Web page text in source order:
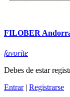
FILOBER Andorra
favorite
Debes de estar
Entrar| Registrarse